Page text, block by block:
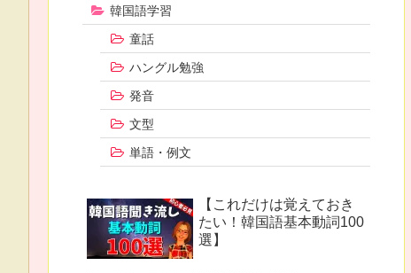
韓国語学習
童話
ハングル勉強
発音
文型
単語・例文
【これだけは覚えておき
たい！韓国語基本動詞100
選】